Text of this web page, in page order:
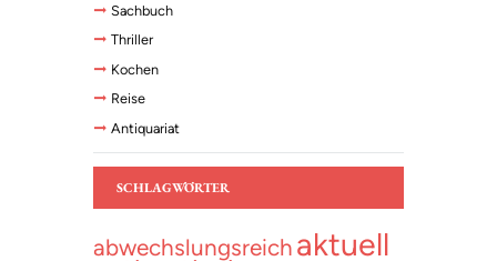
Sachbuch
Thriller
Kochen
Reise
Antiquariat
SCHLAGWÖRTER
abwechslungsreich aktuell